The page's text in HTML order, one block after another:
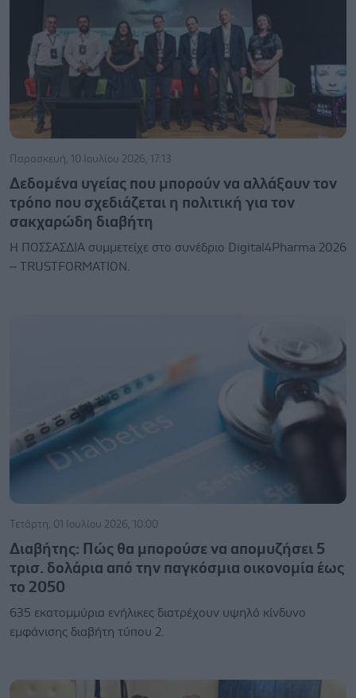
Παρασκευή, 10 Ιουλίου 2026, 17:13
Δεδομένα υγείας που μπορούν να αλλάξουν τον
τρόπο που σχεδιάζεται η πολιτική για τον
σακχαρώδη διαβήτη
Η ΠΟΣΣΑΣΔΙΑ συμμετείχε στο συνέδριο Digital4Pharma 2026
– TRUSTFORMATION.
Τετάρτη, 01 Ιουλίου 2026, 10:00
Διαβήτης: Πώς θα μπορούσε να απομυζήσει 5
τρισ. δολάρια από την παγκόσμια οικονομία έως
το 2050
635 εκατομμύρια ενήλικες διατρέχουν υψηλό κίνδυνο
εμφάνισης διαβήτη τύπου 2.